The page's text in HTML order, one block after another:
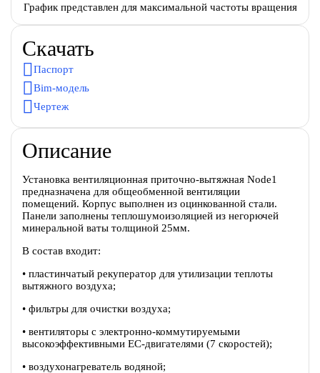
График представлен для максимальной частоты вращения
Скачать
Паспорт
Bim-модель
Чертеж
Описание
Установка вентиляционная приточно-вытяжная Node1
предназначена для общеобменной вентиляции
помещений. Корпус выполнен из оцинкованной стали.
Панели заполнены теплошумоизоляцией из негорючей
минеральной ваты толщиной 25мм.
В состав входит:
• пластинчатый рекуператор для утилизации теплоты
вытяжного воздуха;
• фильтры для очистки воздуха;
• вентиляторы c электронно-коммутируемыми
высокоэффективными EC-двигателями (7 скоростей);
• воздухонагреватель водяной;